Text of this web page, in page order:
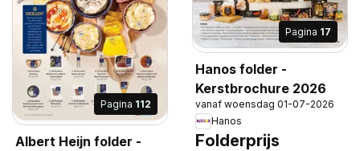
Pagina 112
Albert Heijn folder -
Pagina 17
Hanos folder -
Kerstbrochure 2026
vanaf woensdag 01-07-2026
Hanos
Folderprijs